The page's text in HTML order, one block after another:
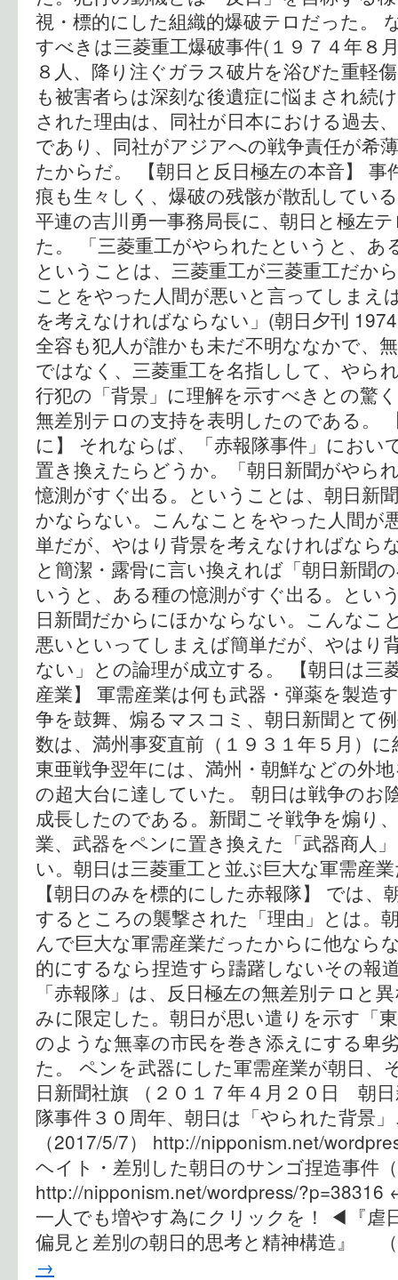
視・標的にした組織的爆破テロだった。
すべきは三菱重工爆破事件(１９７４年８
８人、降り注ぐガラス破片を浴びた重軽
も被害者らは深刻な後遺症に悩まされ続
された理由は、同社が日本における過去
であり、同社がアジアへの戦争責任が希
たからだ。 【朝日と反日極左の本音】 事
痕も生々しく、爆破の残骸が散乱してい
平連の吉川勇一事務局長に、朝日と極左
た。 「三菱重工がやられたというと、あ
ということは、三菱重工が三菱重工だか
ことをやった人間が悪いと言ってしまえ
を考えなければならない」(朝日夕刊
全容も犯人が誰かも未だ不明ななかで、
ではなく、三菱重工を名指しして、やら
行犯の「背景」に理解を示すべきとの驚
無差別テロの支持を表明したのである。
に】 それならば、「赤報隊事件」におい
置き換えたらどうか。「朝日新聞がやら
憶測がすぐ出る。ということは、朝日新
かならない。こんなことをやった人間が
単だが、やはり背景を考えなければなら
と簡潔・露骨に言い換えれば「朝日新聞
いうと、ある種の憶測がすぐ出る。とい
日新聞だからにほかならない。こんなこ
悪いといってしまえば簡単だが、やはり
ない」との論理が成立する。 【朝日は三
産業】 軍需産業は何も武器・弾薬を製造
争を鼓舞、煽るマスコミ、朝日新聞とて
数は、満州事変直前（１９３１年５月）
東亜戦争翌年には、満州・朝鮮などの外
の超大台に達していた。 朝日は戦争のお
成長したのである。新聞こそ戦争を煽り
業、武器をペンに置き換えた「武器商人
い。朝日は三菱重工と並ぶ巨大な軍需産
【朝日のみを標的にした赤報隊】 では
するところの襲撃された「理由」とは。
んで巨大な軍需産業だったからに他なら
的にするなら捏造すら躊躇しないその報
「赤報隊」は、反日極左の無差別テロと
みに限定した。朝日が思い遣りを示す「
のような無辜の市民を巻き添えにする卑
た。 ペンを武器にした軍需産業が朝日、
日新聞社旗 （２０１７年４月２０日 朝
隊事件３０周年、朝日は「やられた背景
（2017/5/7） http://nipponism.net/
ヘイト・差別した朝日のサンゴ捏造事件
http://nipponism.net/wordpress/
一人でも増やす為にクリックを！ ◀︎『虐
偏見と差別の朝日的思考と精神構造』
→